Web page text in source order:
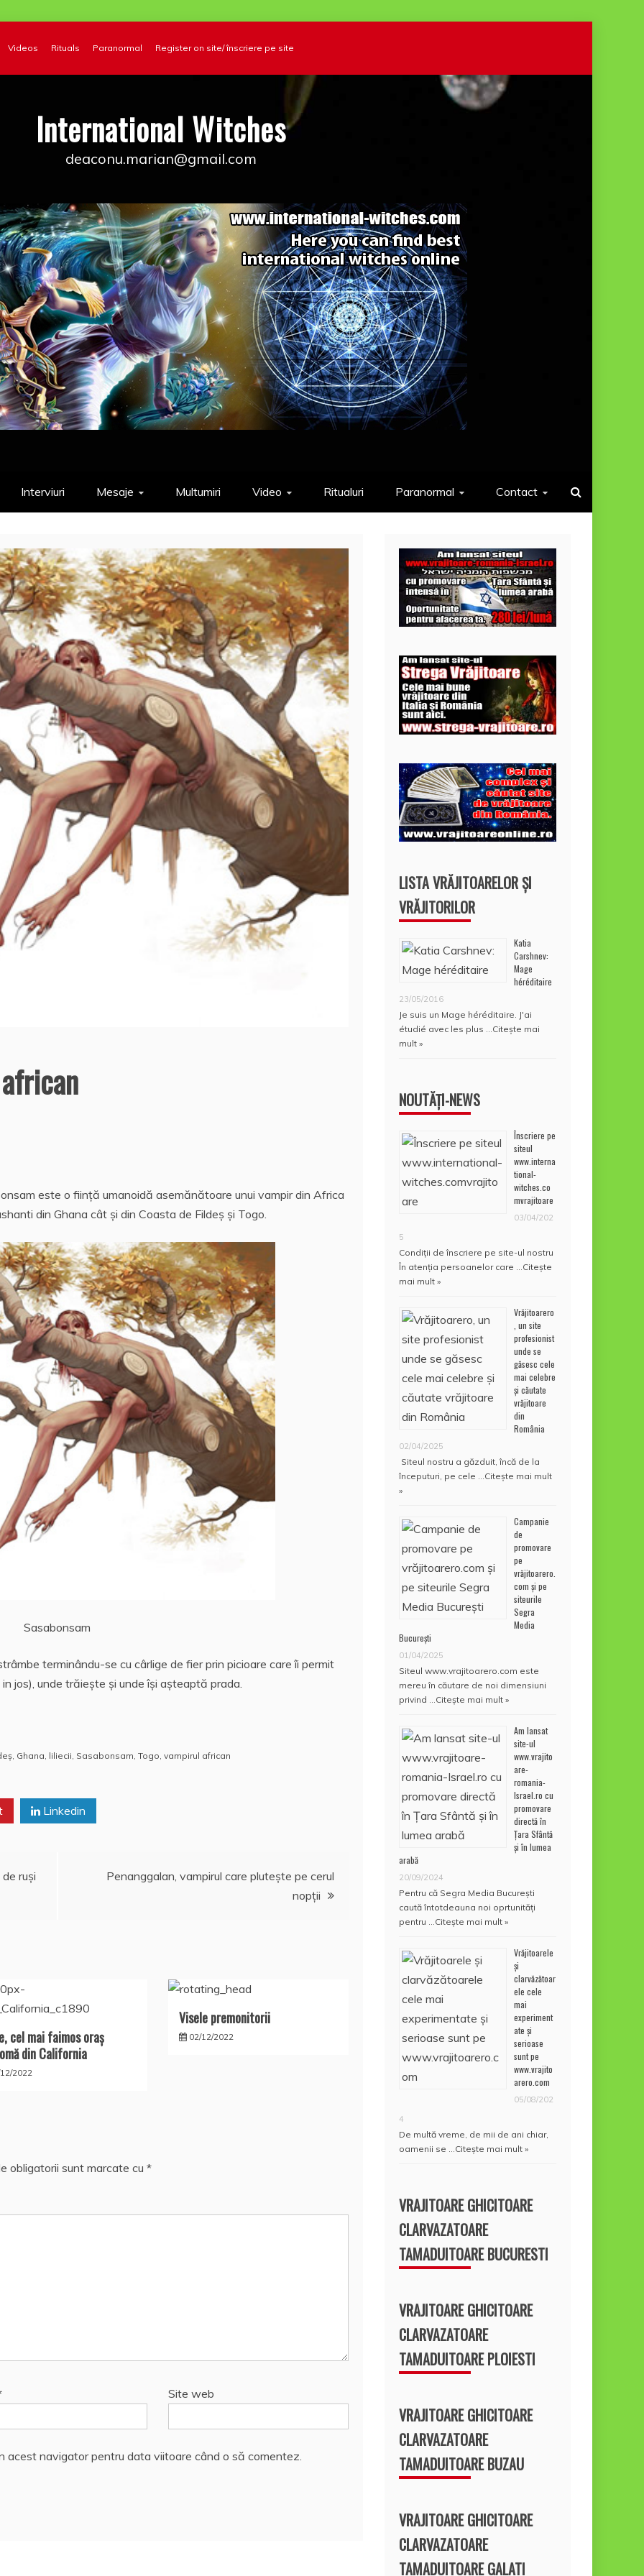
Videos Rituals Paranormal
Register on site/ înscriere pe site
International Witches
deaconu.marian@gmail.com
Interviuri Mesaje Multumiri Video Ritualuri Paranormal Contact
este o fiinţă umanoidă asemănătoare unui vampir din Africa
din Ghana cât şi din Coasta de Fildeș și Togo.
Sasabonsam
terminându-se cu cârlige de fier prin picioare care îi permit
jos), unde trăiește și unde îşi așteaptă prada.
Ghana liliecii Sasabonsam Togo vampirul african
Linkedin
ruşi
Penanggalan, vampirul care pluteşte pe cerul
nopţii
cel mai faimos oraş
din California
2022
Visele premonitorii
02/12/2022
obligatorii sunt marcate cu *
Site web
acest navigator pentru data viitoare când o să comentez.
LISTA VRĂJITOARELOR ȘI
VRĂJITORILOR
Katia
Carshnev:
Mage
héréditaire
23/05/2016
Je suis un Mage héréditaire. J'ai
étudié avec les plus … Citește mai
mult »
NOUTĂȚI-NEWS
Înscriere pe
siteul
www.interna
tional-
witches.co
mvrajitoare
03/04/202
5
Condiţii de înscriere pe site-ul nostru
În atenţia persoanelor care … Citește
mai mult »
Vrăjitoarero
, un site
profesionist
unde se
găsesc cele
mai celebre
și căutate
vrăjitoare
din
România
02/04/2025
Siteul nostru a găzduit, încă de la
începuturi, pe cele … Citește mai mult
»
Campanie
de
promovare
pe
vrăjitoarero.
com și pe
siteurile
Segra
Media
București
01/04/2025
Siteul www.vrajitoarero.com este
mereu în căutare de noi dimensiuni
privind … Citește mai mult »
Am lansat
site-ul
www.vrajito
are-
romania-
Israel.ro cu
promovare
directă în
Țara Sfântă
și în lumea
arabă
20/09/2024
Pentru că Segra Media București
caută întotdeauna noi oprtunități
pentru … Citește mai mult »
Vrăjitoarele
și
clarvăzătoar
ele cele
mai
experiment
ate și
serioase
sunt pe
www.vrajito
arero.com
05/08/202
4
De multă vreme, de mii de ani chiar,
oamenii se … Citește mai mult »
VRAJITOARE GHICITOARE
CLARVAZATOARE
TAMADUITOARE BUCURESTI
VRAJITOARE GHICITOARE
CLARVAZATOARE
TAMADUITOARE PLOIESTI
VRAJITOARE GHICITOARE
CLARVAZATOARE
TAMADUITOARE BUZAU
VRAJITOARE GHICITOARE
CLARVAZATOARE
TAMADUITOARE GALATI